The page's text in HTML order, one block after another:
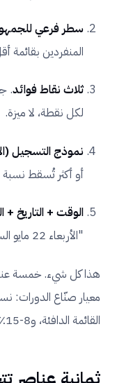
سطر فرعي للجمهور
المنفردين بقائمة أقل من
ثلاث نقاط فوائد.
لكل نقطة، لا ميزة.
نموذج التسجيل
أو أكثر تُسقط نسبة
الوقت + التاريخ +
"الأربعاء 22 مايو الساعة 2 ظهراً. بتوقيتك (لشبونة)."
هذا كل شيء. خمسة
القائمة الدافئة، و8-15٪ على الزيارات الباردة المدفوعة.